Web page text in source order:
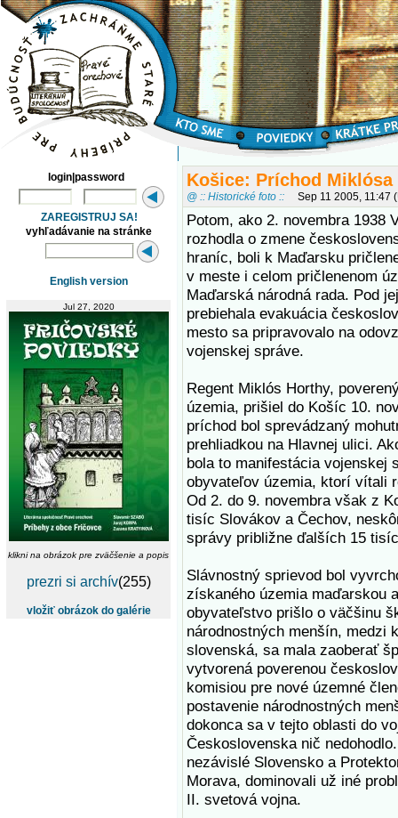
login|password
ZAREGISTRUJ SA!
vyhľadávanie na stránke
English version
Jul 27, 2020
klikni na obrázok pre zväčšenie a popis
prezri si archív(255)
vložiť obrázok do galérie
Košice: Príchod Miklósa
@ :: Historické foto :: Sep 11 2005, 11:47
Potom, ako 2. novembra 1938
rozhodla o zmene
hraníc, boli k Maďarsku
v meste i celom pričlenenom
Maďarská národná rada. Pod
prebiehala evakuácia
mesto sa pripravovalo na
vojenskej správe.
Regent Miklós Horthy,
územia, prišiel do Košíc 10.
príchod bol sprevádzaný
prehliadkou na Hlavnej ulici.
bola to manifestácia vojenskej
obyvateľov územia, ktorí vítali
Od 2. do 9. novembra však z
tisíc Slovákov a Čechov,
správy približne ďalších 15
Slávnostný sprievod bol
získaného územia maďarskou
obyvateľstvo prišlo o väčšinu
národnostných menšín, medzi
slovenská, sa mala zaoberať
vytvorená poverenou
komisiou pre nové územné
postavenie národnostných
dokonca sa v tejto oblasti do
Československa nič
nezávislé Slovensko a
Morava, dominovali už iné
II. svetová vojna.